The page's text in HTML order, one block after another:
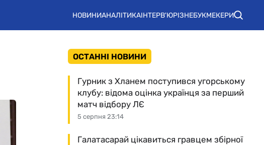
НОВИНИАНАЛІТИКАІНТЕРВ'ЮРІЗНЕБУКМЕКЕРИ
ОСТАННІ НОВИНИ
5 серпня 23:14
Гурник з Хланем поступився угорському
клубу: відома оцінка українця за перший
матч відбору ЛЄ
Галатасарай цікавиться гравцем збірної